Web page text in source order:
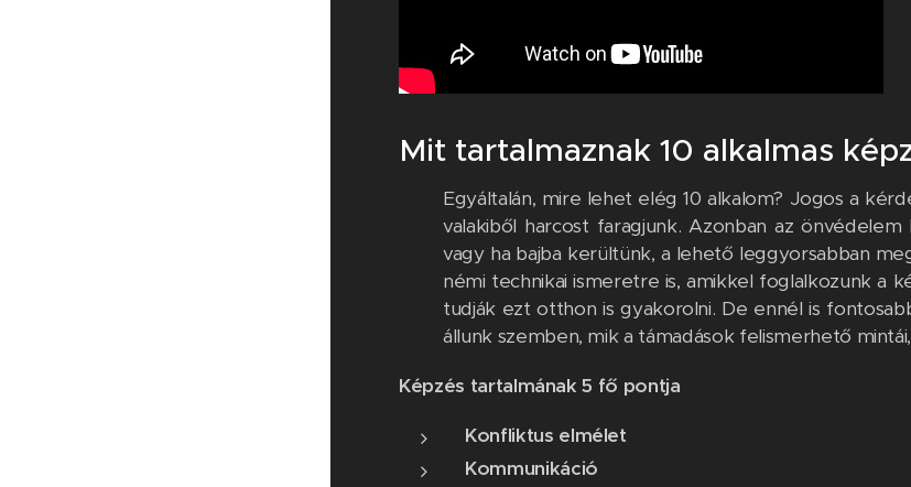
Mit tartalmaznak 10 alkalmas
Egyáltalán, mire lehet elég 10 alkalom? Jogos a
valakiből harcost faragjunk. Azonban az
vagy ha bajba kerültünk, a lehető leggyorsabban
némi technikai ismeretre is, amikkel foglalkozunk a
tudják ezt otthon is gyakorolni. De ennél is
állunk szemben, mik a támadások felismerhető
Képzés tartalmának 5 fő pontja
Konfliktus elmélet
Kommunikáció